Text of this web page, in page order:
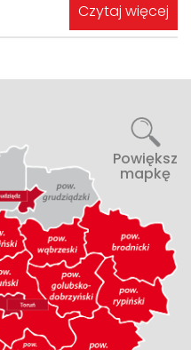
Czytaj więcej
Powiększ
mapkę